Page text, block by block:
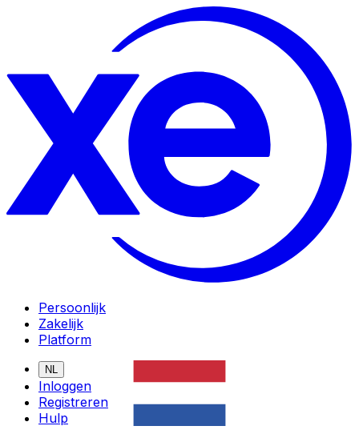
Persoonlijk
Zakelijk
Platform
NL
Inloggen
Registreren
Hulp